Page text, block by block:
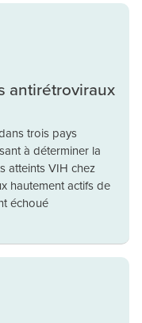
antirétroviraux
trois pays
à déterminer la
atteints VIH chez
hautement actifs de
échoué